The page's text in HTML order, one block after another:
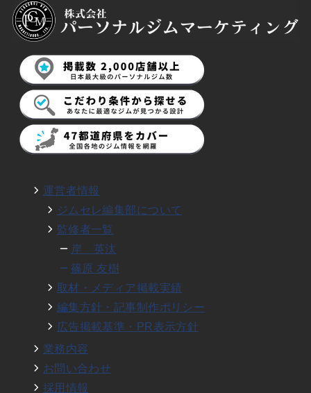
運営者情報
ジムセレ編集部について
監修者一覧
岸 英汰
篠原 友樹
取材・メディア掲載実績
編集方針・記事制作ポリシー
広告掲載基準・PR表示方針
業務内容
お問い合わせ
採用情報